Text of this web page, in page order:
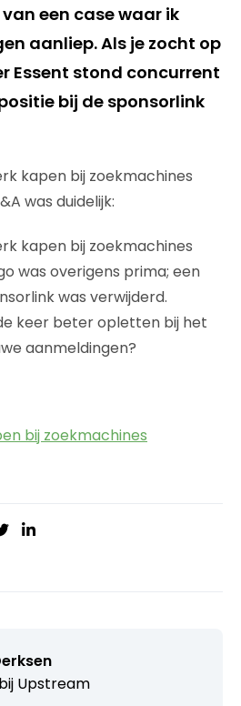
een case waar ik
aanliep. Als je zocht op
Essent stond concurrent
bij de sponsorlink
was duidelijk:
was overigens prima; een
was verwijderd.
keer beter opletten bij het
aanmeldingen?
bij zoekmachines
Upstream